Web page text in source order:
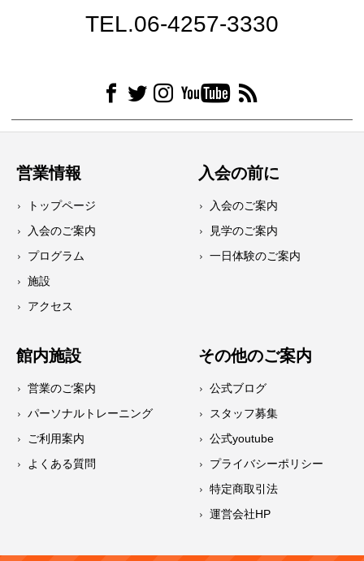
TEL.06-4257-3330
営業情報
トップページ
入会のご案内
プログラム
施設
アクセス
入会の前に
入会のご案内
見学のご案内
一日体験のご案内
館内施設
営業のご案内
パーソナルトレーニング
ご利用案内
よくある質問
その他のご案内
公式ブログ
スタッフ募集
公式youtube
プライバシーポリシー
特定商取引法
運営会社HP